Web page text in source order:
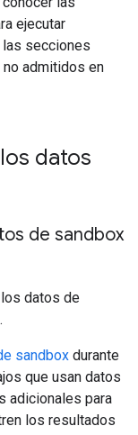
ejecutar
secciones
admitidos en
datos
de sandbox
datos de
sandbox durante
que usan datos
adicionales para
los resultados